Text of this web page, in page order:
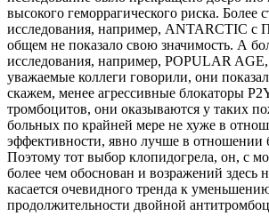
высокого геморрагического риска. Более
исследования, например, ANTARCTIC с
общем не показало свою значимость. А
исследования, например, POPULAR
уважаемые коллеги говорили, они
скажем, менее агрессивные блокаторы
тромбоцитов, они оказываются у таких
больных по крайней мере не хуже в
эффективности, явно лучше в отношении
Поэтому тот выбор клопидогрела, он, с
более чем обоснован и возражений здесь
касается очевидного тренда к
продолжительности двойной